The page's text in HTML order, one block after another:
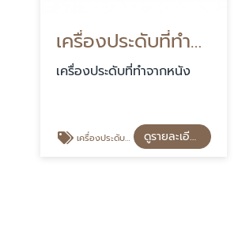
เครื่องประดับที่ทำจากหนัง
เครื่องประดับที่ทำจากหนัง
เครื่องประดับที่ทำจากหนัง ดูรายละเอียด